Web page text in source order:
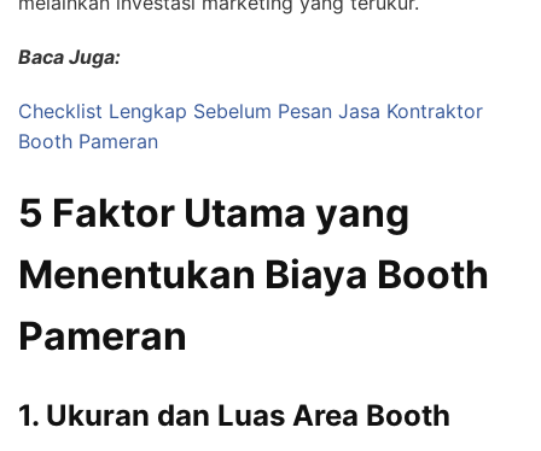
Baca Juga:
Checklist Lengkap Sebelum Pesan Jasa Kontraktor
Booth Pameran
5 Faktor Utama yang
Menentukan Biaya Booth
Pameran
1. Ukuran dan Luas Area Booth